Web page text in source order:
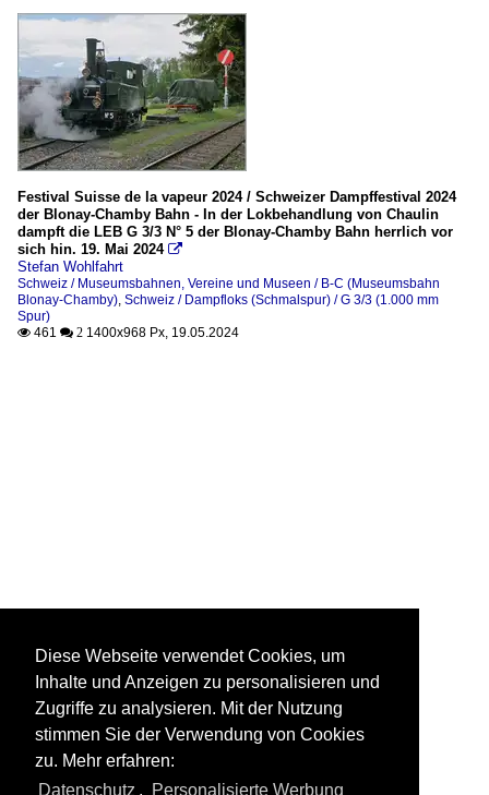
Festival Suisse de la vapeur 2024 / Schweizer Dampffestival 2024
der Blonay-Chamby Bahn - In der Lokbehandlung von Chaulin
dampft die LEB G 3/3 N° 5 der Blonay-Chamby Bahn herrlich vor
sich hin. 19. Mai 2024 
Stefan Wohlfahrt
Schweiz / Museumsbahnen, Vereine und Museen / B-C (Museumsbahn
Blonay-Chamby), Schweiz / Dampfloks (Schmalspur) / G 3/3 (1.000 mm
Spur)
 461  2 1400x968 Px, 19.05.2024
Diese Webseite verwendet Cookies, um
Inhalte und Anzeigen zu personalisieren und
Zugriffe zu analysieren. Mit der Nutzung
stimmen Sie der Verwendung von Cookies
zu. Mehr erfahren:
Datenschutz , Personalisierte Werbung